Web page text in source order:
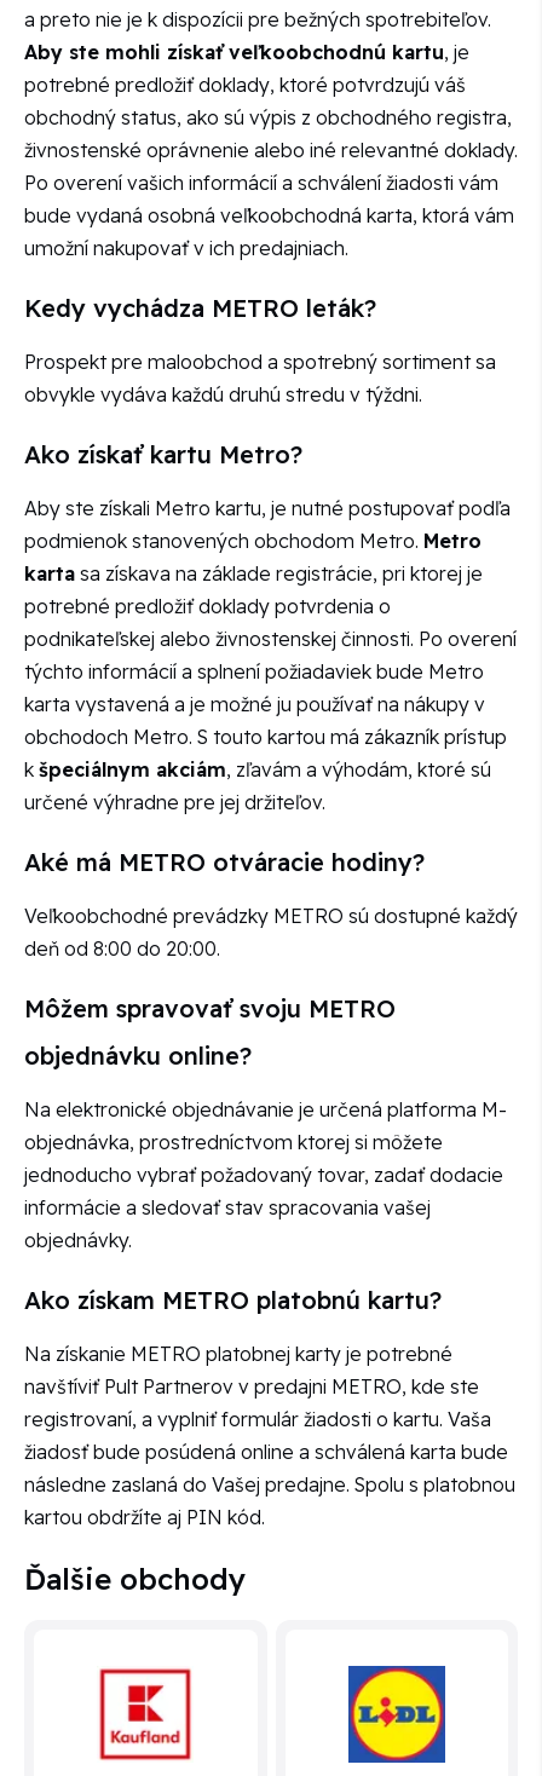
a preto nie je k dispozícii pre bežných spotrebiteľov.
Aby ste mohli získať veľkoobchodnú kartu, je
potrebné predložiť doklady, ktoré potvrdzujú váš
obchodný status, ako sú výpis z obchodného registra,
živnostenské oprávnenie alebo iné relevantné doklady.
Po overení vašich informácií a schválení žiadosti vám
bude vydaná osobná veľkoobchodná karta, ktorá vám
umožní nakupovať v ich predajniach.
Kedy vychádza METRO leták?
Prospekt pre maloobchod a spotrebný sortiment sa
obvykle vydáva každú druhú stredu v týždni.
Ako získať kartu Metro?
Aby ste získali Metro kartu, je nutné postupovať podľa
podmienok stanovených obchodom Metro. Metro
karta sa získava na základe registrácie, pri ktorej je
potrebné predložiť doklady potvrdenia o
podnikateľskej alebo živnostenskej činnosti. Po overení
týchto informácií a splnení požiadaviek bude Metro
karta vystavená a je možné ju používať na nákupy v
obchodoch Metro. S touto kartou má zákazník prístup
k špeciálnym akciám, zľavám a výhodám, ktoré sú
určené výhradne pre jej držiteľov.
Aké má METRO otváracie hodiny?
Veľkoobchodné prevádzky METRO sú dostupné každý
deň od 8:00 do 20:00.
Môžem spravovať svoju METRO
objednávku online?
Na elektronické objednávanie je určená platforma M-
objednávka, prostredníctvom ktorej si môžete
jednoducho vybrať požadovaný tovar, zadať dodacie
informácie a sledovať stav spracovania vašej
objednávky.
Ako získam METRO platobnú kartu?
Na získanie METRO platobnej karty je potrebné
navštíviť Pult Partnerov v predajni METRO, kde ste
registrovaní, a vyplniť formulár žiadosti o kartu. Vaša
žiadosť bude posúdená online a schválená karta bude
následne zaslaná do Vašej predajne. Spolu s platobnou
kartou obdržíte aj PIN kód.
Ďalšie obchody